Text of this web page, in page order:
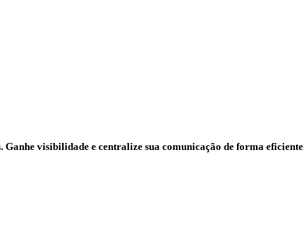
Ganhe visibilidade e centralize sua comunicação de forma eficiente